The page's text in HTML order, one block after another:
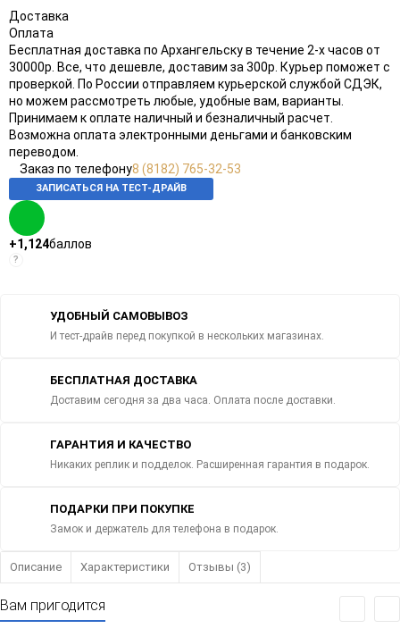
Доставка
Оплата
Бесплатная доставка по Архангельску в течение 2-х часов от
30000р. Все, что дешевле, доставим за 300р. Курьер поможет с
проверкой. По России отправляем курьерской службой СДЭК,
но можем рассмотреть любые, удобные вам, варианты.
Принимаем к оплате наличный и безналичный расчет.
Возможна оплата электронными деньгами и банковским
переводом.
Заказ по телефону8 (8182) 765-32-53
ЗАПИСАТЬСЯ НА ТЕСТ-ДРАЙВ
+1,124баллов
?
УДОБНЫЙ САМОВЫВОЗ
И тест-драйв перед покупкой в нескольких магазинах.
БЕСПЛАТНАЯ ДОСТАВКА
Доставим сегодня за два часа. Оплата после доставки.
ГАРАНТИЯ И КАЧЕСТВО
Никаких реплик и подделок. Расширенная гарантия в подарок.
ПОДАРКИ ПРИ ПОКУПКЕ
Замок и держатель для телефона в подарок.
Описание Характеристики Отзывы (3)
Вам пригодится